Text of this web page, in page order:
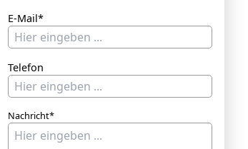
E-Mail*
Telefon
Nachricht*